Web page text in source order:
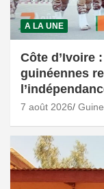
A LA UNE
Côte d’Ivoire
guinéennes
7 août 2026